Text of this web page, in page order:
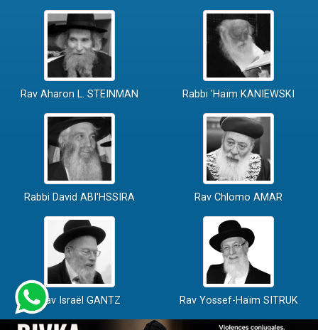
Rav Aharon L. STEINMAN Rabbi 'Haïm KANIEWSKI
Rabbi David ABI'HSSIRA Rav Chlomo AMAR
Rav Israël GANTZ Rav Yossef-Haïm SITRUK